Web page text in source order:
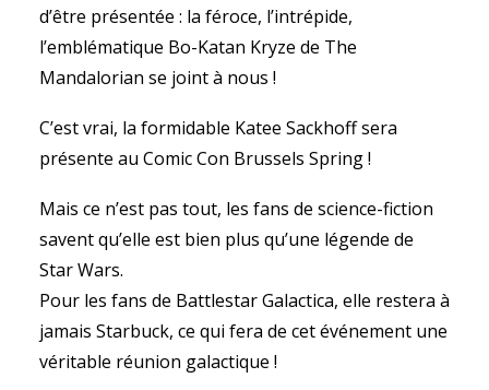
d’être présentée : la féroce, l’intrépide,
l’emblématique Bo-Katan Kryze de The
Mandalorian se joint à nous !
C’est vrai, la formidable Katee Sackhoff sera
présente au Comic Con Brussels Spring !
Mais ce n’est pas tout, les fans de science-fiction
savent qu’elle est bien plus qu’une légende de
Star Wars.
Pour les fans de Battlestar Galactica, elle restera à
jamais Starbuck, ce qui fera de cet événement une
véritable réunion galactique !